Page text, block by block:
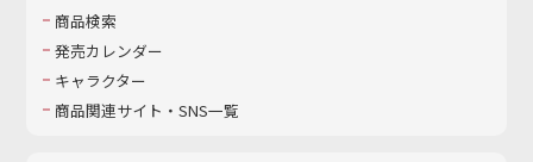
商品検索
発売カレンダー
キャラクター
商品関連サイト・SNS一覧